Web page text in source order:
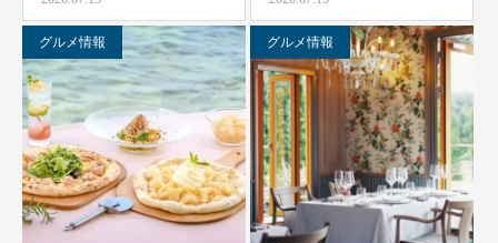
ゼ…
グルメ情報 グルメ情報